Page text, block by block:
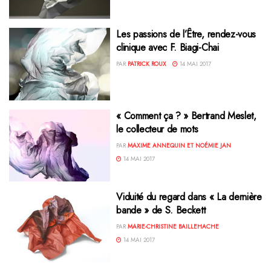
Les passions de l’Être, rendez-vous
clinique avec F. Biagi-Chai
PAR PATRICK ROUX 14 MAI 2017
« Comment ça ? » Bertrand Meslet,
le collecteur de mots
PAR MAXIME ANNEQUIN ET NOÉMIE JAN
14 MAI 2017
Viduité du regard dans « La dernière
bande » de S. Beckett
PAR MARIE-CHRISTINE BAILLEHACHE
14 MAI 2017